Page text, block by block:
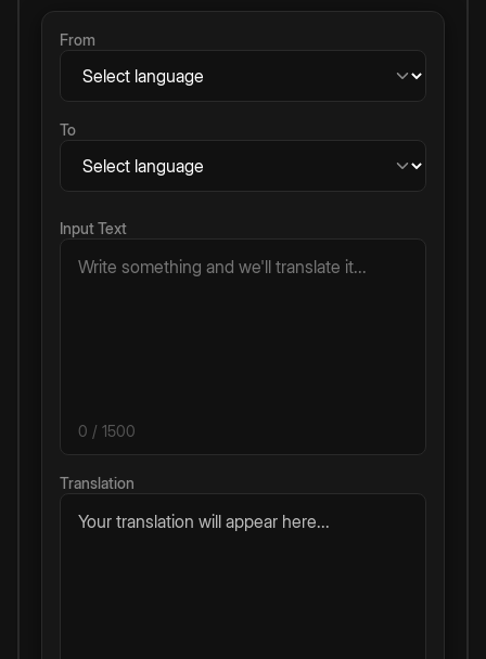
From
To
Input Text
0 / 1500
Translation
Your translation will appear here...